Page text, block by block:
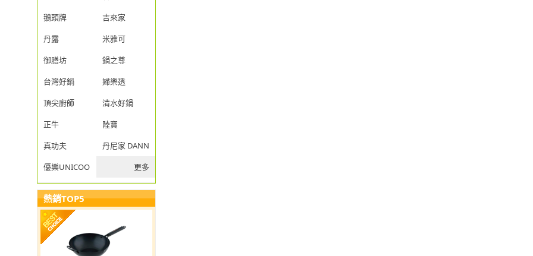
鵝頭牌
吉來家
丹露
米雅可
御膳坊
鍋之尊
台灣好鍋
婦樂透
頂尖廚師
清水好鍋
正牛
陸寶
真功夫
丹尼家 DANNY JIA
優樂UNICOOK
更多
熱銷TOP5